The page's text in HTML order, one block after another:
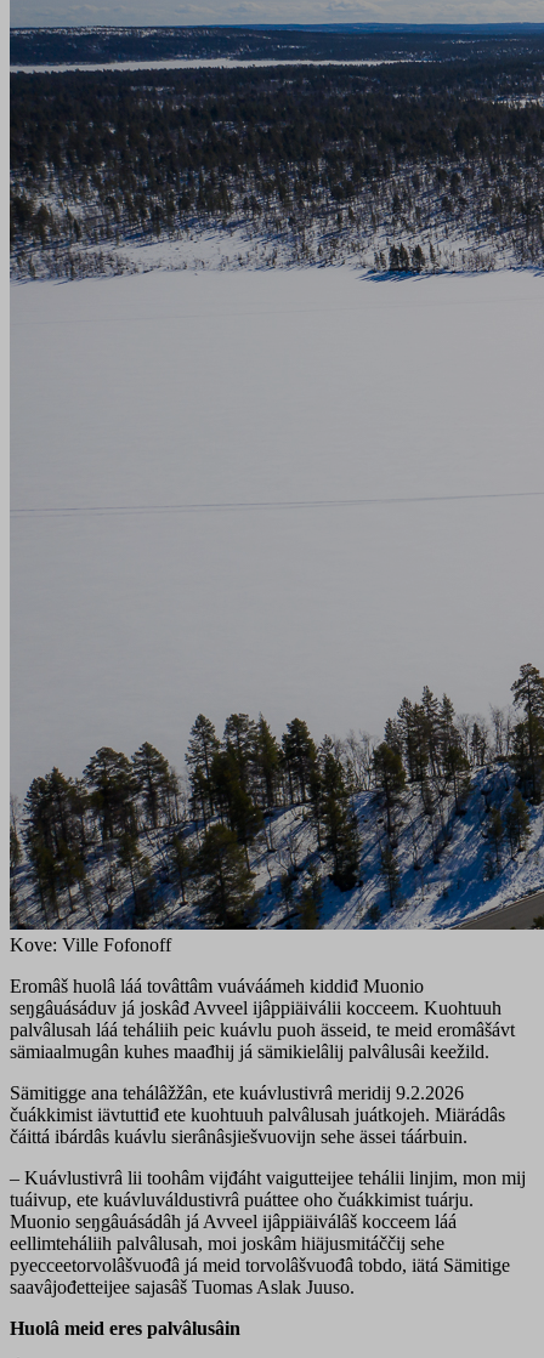
Kove: Ville Fofonoff
Eromâš huolâ láá tovâttâm vuáváámeh kiddiđ Muonio
seŋgâuásáduv já joskâđ Avveel ijâppiäiválii kocceem. Kuohtuuh
palvâlusah láá teháliih peic kuávlu puoh ässeid, te meid eromâšávt
sämiaalmugân kuhes maađhij já sämikielâlij palvâlusâi keežild.
Sämitigge ana tehálâžžân, ete kuávlustivrâ meridij 9.2.2026
čuákkimist iävtuttiđ ete kuohtuuh palvâlusah juátkojeh. Miärádâs
čáittá ibárdâs kuávlu sierânâsjiešvuovijn sehe ässei táárbuin.
– Kuávlustivrâ lii toohâm vijđáht vaigutteijee tehálii linjim, mon mij
tuáivup, ete kuávluváldustivrâ puáttee oho čuákkimist tuárju.
Muonio seŋgâuásádâh já Avveel ijâppiäiválâš kocceem láá
eellimteháliih palvâlusah, moi joskâm hiäjusmitáččij sehe
pyecceetorvolâšvuođâ já meid torvolâšvuođâ tobdo, iätá Sämitige
saavâjođetteijee sajasâš Tuomas Aslak Juuso.
Huolâ meid eres palvâlusâin